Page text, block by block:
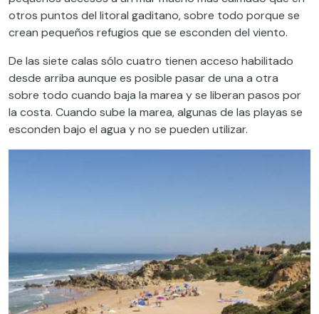
otros puntos del litoral gaditano, sobre todo porque se
crean pequeños refugios que se esconden del viento.
De las siete calas sólo cuatro tienen acceso habilitado
desde arriba aunque es posible pasar de una a otra
sobre todo cuando baja la marea y se liberan pasos por
la costa. Cuando sube la marea, algunas de las playas se
esconden bajo el agua y no se pueden utilizar.